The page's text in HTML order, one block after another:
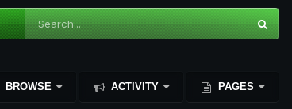
BROWSE ACTIVITY PAGES